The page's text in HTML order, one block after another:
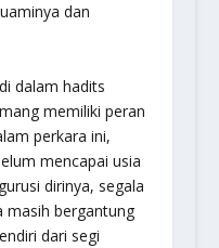
dan
dalam hadits
memiliki peran
perkara ini,
mencapai usia
dirinya, segala
masih bergantung
dari segi